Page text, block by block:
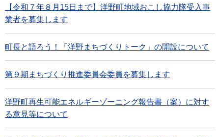
【令和７年８月15日まで】洋野町地域おこし協力隊受入事
業者を募集します
町長と語ろう！「洋野まちづくりトーク」の開設について
第９期まちづくり推進委員会委員を募集します
洋野町再生可能エネルギーゾーニング報告書（案）に対す
る意見等について